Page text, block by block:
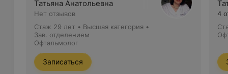
Татьяна Анатольевна
Нет отзывов
Стаж 29 лет • Высшая категория •
Зав. отделением
Офтальмолог
Записаться
4